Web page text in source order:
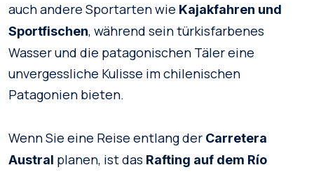
auch andere Sportarten wie Kajakfahren und
Sportfischen, während sein türkisfarbenes
Wasser und die patagonischen Täler eine
unvergessliche Kulisse im chilenischen
Patagonien bieten.
Wenn Sie eine Reise entlang der Carretera
Austral planen, ist das Rafting auf dem Río